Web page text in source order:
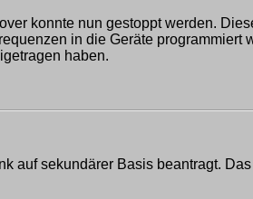
konnte nun gestoppt werden.
in die Geräte programmiert
haben.
auf sekundärer Basis beantragt. Das